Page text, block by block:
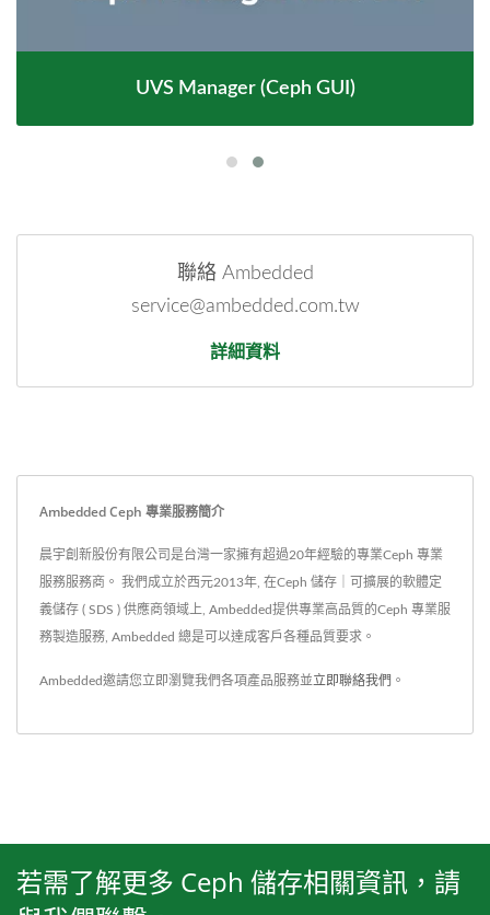
UVS Manager (Ceph GUI)
聯絡 Ambedded
service@ambedded.com.tw
詳細資料
Ambedded Ceph 專業服務簡介
晨宇創新股份有限公司是台灣一家擁有超過20年經驗的專業Ceph 專業
服務服務商。 我們成立於西元2013年, 在Ceph 儲存｜可擴展的軟體定
義儲存 ( SDS ) 供應商領域上, Ambedded提供專業高品質的Ceph 專業服
務製造服務, Ambedded 總是可以達成客戶各種品質要求。
Ambedded邀請您立即瀏覽我們各項產品服務並立即聯絡我們 。
若需了解更多 Ceph 儲存相關資訊，請